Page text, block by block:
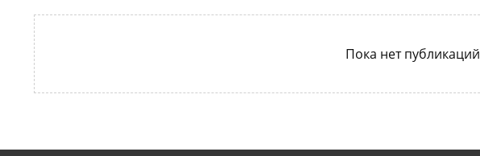
Пока нет публикаций